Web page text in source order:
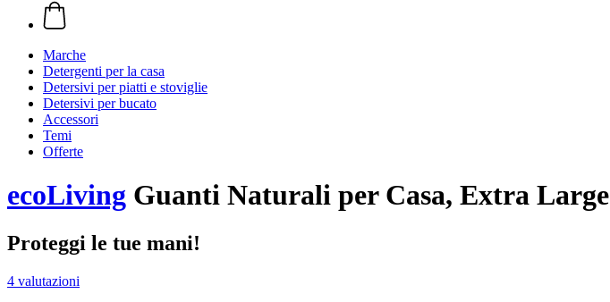
Marche
Detergenti per la casa
Detersivi per piatti e stoviglie
Detersivi per bucato
Accessori
Temi
Offerte
ecoLiving Guanti Naturali per Casa, Extra Large
Proteggi le tue mani!
4 valutazioni